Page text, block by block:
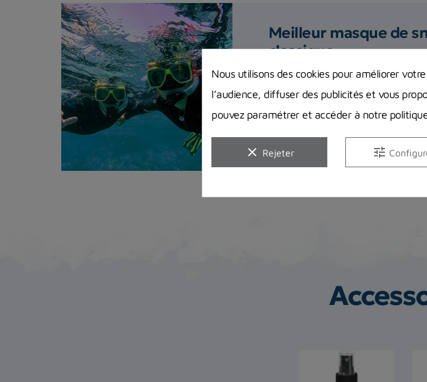
Meilleur masque de
classique
Dans cet article, nous vous
et du masque...
Lire la suite
Nous utilisons des cookies pour améliorer
l’audience, diffuser des publicités et vous
pouvez paramétrer et accéder à notre
clear Rejeter tune